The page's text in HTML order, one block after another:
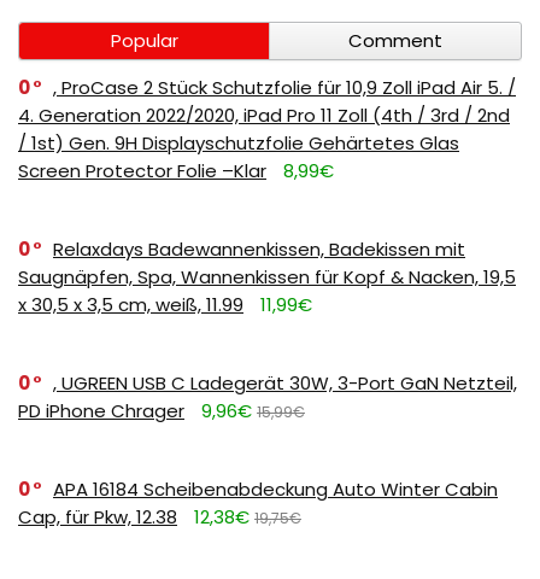
Popular
Comment
0
, ProCase 2 Stück Schutzfolie für 10,9 Zoll iPad Air 5. /
4. Generation 2022/2020, iPad Pro 11 Zoll (4th / 3rd / 2nd
/ 1st) Gen. 9H Displayschutzfolie Gehärtetes Glas
Screen Protector Folie –Klar
8,99€
0
Relaxdays Badewannenkissen, Badekissen mit
Saugnäpfen, Spa, Wannenkissen für Kopf & Nacken, 19,5
x 30,5 x 3,5 cm, weiß, 11.99
11,99€
0
, UGREEN USB C Ladegerät 30W, 3-Port GaN Netzteil,
PD iPhone Chrager
9,96€ 15,99€
0
APA 16184 Scheibenabdeckung Auto Winter Cabin
Cap, für Pkw, 12.38
12,38€ 19,75€